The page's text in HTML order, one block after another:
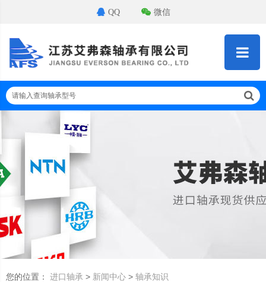
QQ 微信
请输入查询轴承型号
您的位置： 进口轴承 > 新闻中心 > 轴承知识